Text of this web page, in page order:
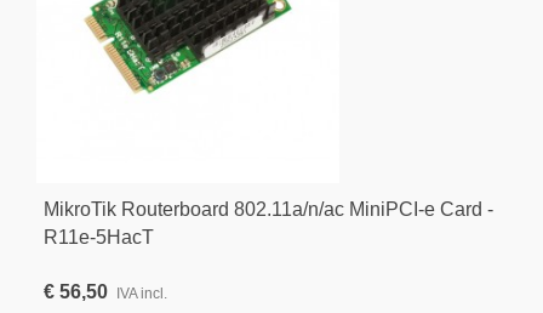
MikroTik Routerboard 802.11a/n/ac MiniPCI-e Card -
R11e-5HacT
€ 56,50 IVA incl.